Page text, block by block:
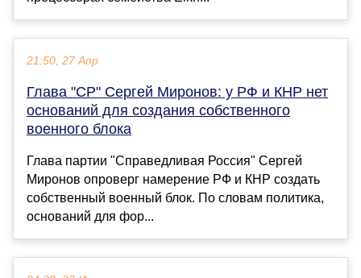
21:50, 27 Апр
Глава "СР" Сергей Миронов: у РФ и КНР нет
оснований для создания собственного
военного блока
Глава партии "Справедливая Россия" Сергей
Миронов опроверг намерение РФ и КНР создать
собственный военный блок. По словам политика,
оснований для фор...